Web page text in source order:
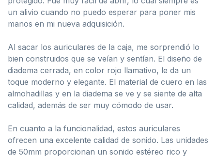
un alivio cuando no puedo esperar para poner mis
manos en mi nueva adquisición.
Al sacar los auriculares de la caja, me sorprendió lo
bien construidos que se veían y sentían. El diseño de
diadema cerrada, en color rojo llamativo, le da un
toque moderno y elegante. El material de cuero en las
almohadillas y en la diadema se ve y se siente de alta
calidad, además de ser muy cómodo de usar.
En cuanto a la funcionalidad, estos auriculares
ofrecen una excelente calidad de sonido. Las unidades
de 50mm proporcionan un sonido estéreo rico y